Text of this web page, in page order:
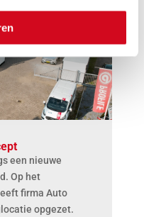
een nieuwe
Op het
firma Auto
opgezet.